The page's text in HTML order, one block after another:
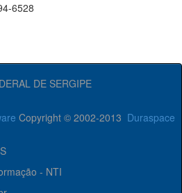
6528
DE SERGIPE
Copyright © 2002-2013 Duraspace
- NTI